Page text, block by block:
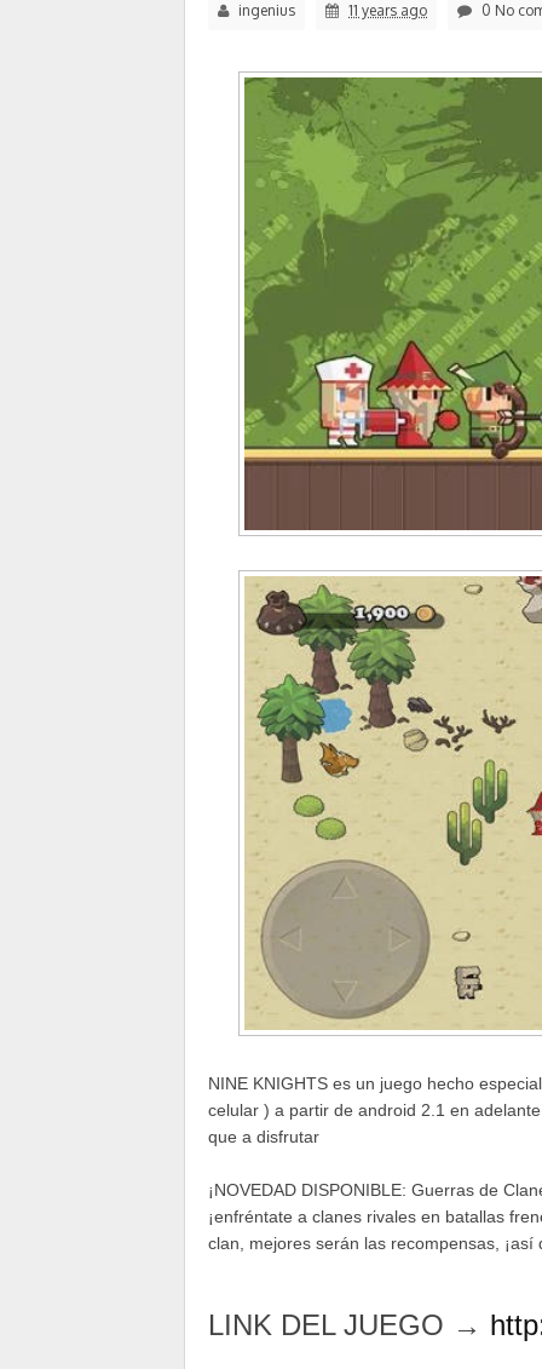
ingenius 11 years ago 0 No
NINE KNIGHTS es un juego hecho
celular ) a partir de android 2.1 en
que a disfrutar
¡NOVEDAD DISPONIBLE: Guerras de
¡enfréntate a clanes rivales en batallas
clan, mejores serán las recompensas,
LINK DEL JUEGO →